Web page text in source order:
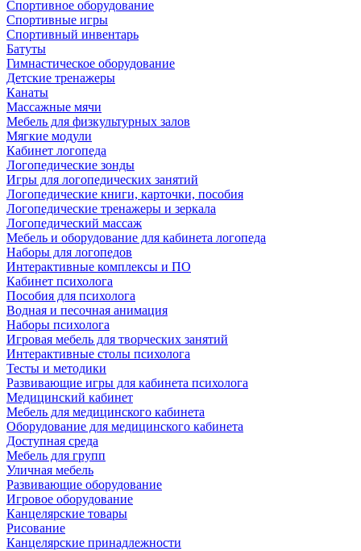
Спортивное оборудование
Спортивные игры
Спортивный инвентарь
Батуты
Гимнастическое оборудование
Детские тренажеры
Канаты
Массажные мячи
Мебель для физкультурных залов
Мягкие модули
Кабинет логопеда
Логопедические зонды
Игры для логопедических занятий
Логопедические книги, карточки, пособия
Логопедические тренажеры и зеркала
Логопедический массаж
Мебель и оборудование для кабинета логопеда
Наборы для логопедов
Интерактивные комплексы и ПО
Кабинет психолога
Пособия для психолога
Водная и песочная анимация
Наборы психолога
Игровая мебель для творческих занятий
Интерактивные столы психолога
Тесты и методики
Развивающие игры для кабинета психолога
Медицинский кабинет
Мебель для медицинского кабинета
Оборудование для медицинского кабинета
Доступная среда
Мебель для групп
Уличная мебель
Развивающие оборудование
Игровое оборудование
Канцелярские товары
Рисование
Канцелярские принадлежности